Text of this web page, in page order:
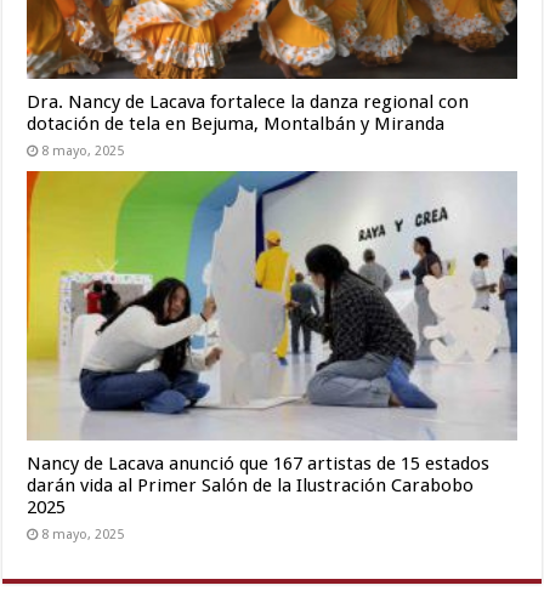
Dra. Nancy de Lacava fortalece la danza regional con
dotación de tela en Bejuma, Montalbán y Miranda
8 mayo, 2025
Nancy de Lacava anunció que 167 artistas de 15 estados
darán vida al Primer Salón de la Ilustración Carabobo
2025
8 mayo, 2025